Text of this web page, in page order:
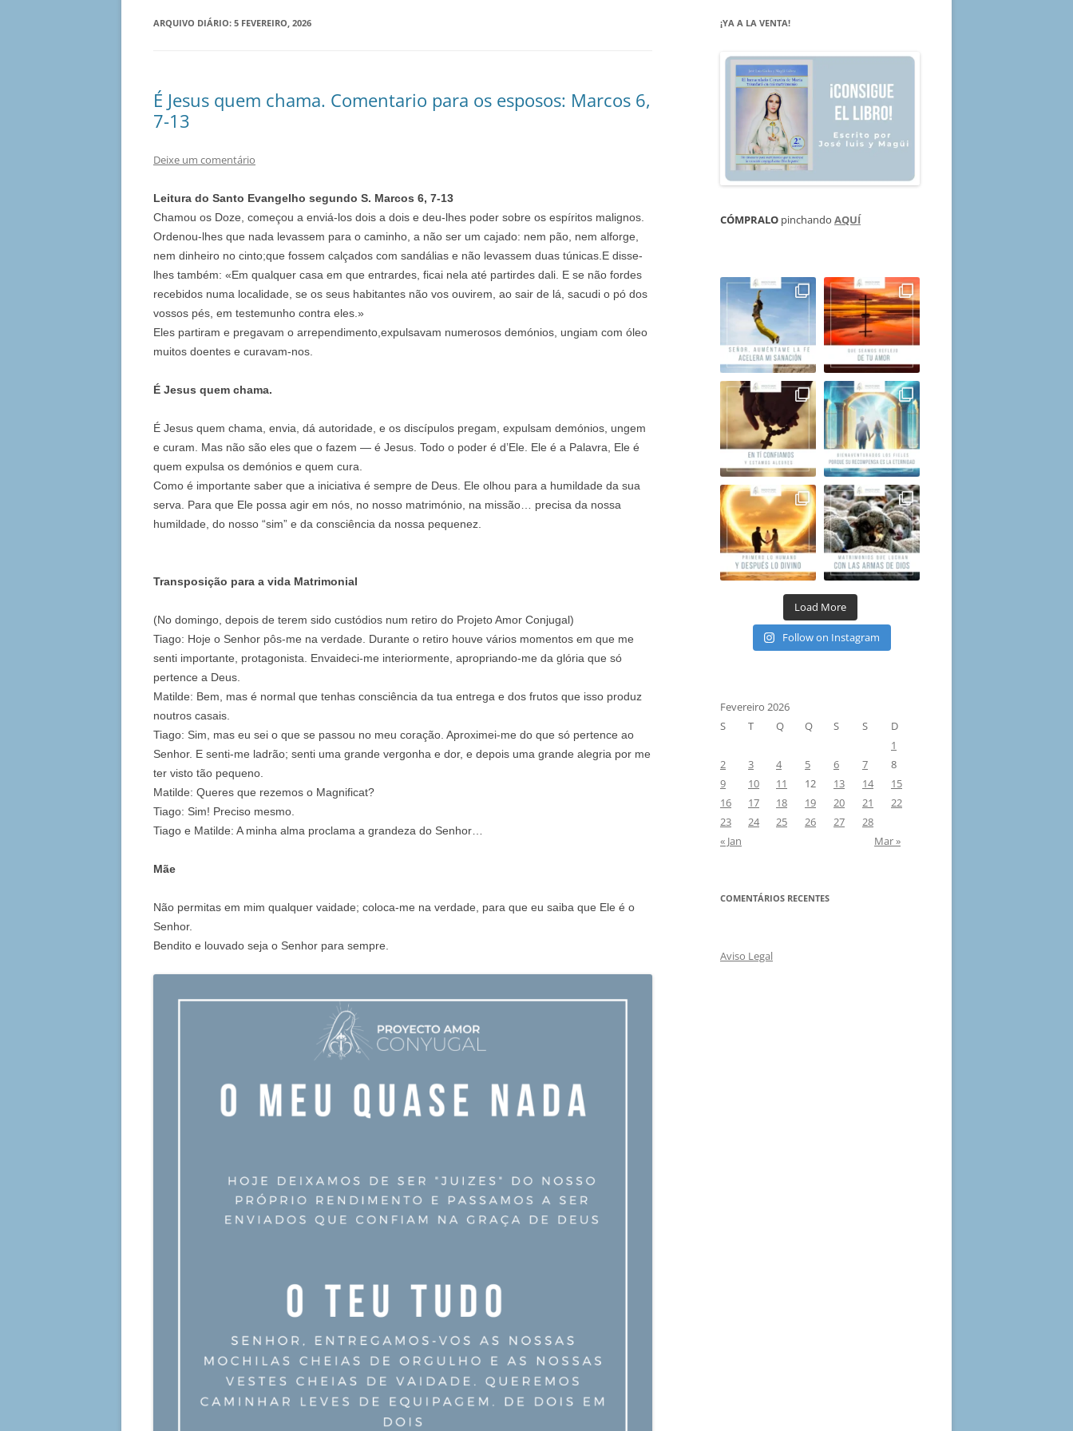
ARQUIVO DIÁRIO: 5 FEVEREIRO, 2026
É Jesus quem chama. Comentario para os esposos: Marcos 6,
7-13
Deixe um comentário
Leitura do Santo Evangelho segundo S. Marcos 6, 7-13
Chamou os Doze, começou a enviá-los dois a dois e deu-lhes poder sobre os espíritos malignos.
Ordenou-lhes que nada levassem para o caminho, a não ser um cajado: nem pão, nem alforge,
nem dinheiro no cinto;que fossem calçados com sandálias e não levassem duas túnicas.E disse-
lhes também: «Em qualquer casa em que entrardes, ficai nela até partirdes dali. E se não fordes
recebidos numa localidade, se os seus habitantes não vos ouvirem, ao sair de lá, sacudi o pó dos
vossos pés, em testemunho contra eles.»
Eles partiram e pregavam o arrependimento,expulsavam numerosos demónios, ungiam com óleo
muitos doentes e curavam-nos.
É Jesus quem chama.
É Jesus quem chama, envia, dá autoridade, e os discípulos pregam, expulsam demónios, ungem
e curam. Mas não são eles que o fazem — é Jesus. Todo o poder é d’Ele. Ele é a Palavra, Ele é
quem expulsa os demónios e quem cura.
Como é importante saber que a iniciativa é sempre de Deus. Ele olhou para a humildade da sua
serva. Para que Ele possa agir em nós, no nosso matrimónio, na missão… precisa da nossa
humildade, do nosso “sim” e da consciência da nossa pequenez.
Transposição para a vida Matrimonial
(No domingo, depois de terem sido custódios num retiro do Projeto Amor Conjugal)
Tiago: Hoje o Senhor pôs-me na verdade. Durante o retiro houve vários momentos em que me
senti importante, protagonista. Envaideci-me interiormente, apropriando‑me da glória que só
pertence a Deus.
Matilde: Bem, mas é normal que tenhas consciência da tua entrega e dos frutos que isso produz
noutros casais.
Tiago: Sim, mas eu sei o que se passou no meu coração. Aproximei-me do que só pertence ao
Senhor. E senti-me ladrão; senti uma grande vergonha e dor, e depois uma grande alegria por me
ter visto tão pequeno.
Matilde: Queres que rezemos o Magnificat?
Tiago: Sim! Preciso mesmo.
Tiago e Matilde: A minha alma proclama a grandeza do Senhor…
Mãe
Não permitas em mim qualquer vaidade; coloca-me na verdade, para que eu saiba que Ele é o
Senhor.
Bendito e louvado seja o Senhor para sempre.
¡YA A LA VENTA!
CÓMPRALO pinchando AQUÍ
Load More
Follow on Instagram
Fevereiro 2026
S
T Q Q S S
D
1
2
3 4 5 6 7
8
9
10 11 12 13 14
15
16
17 18 19 20 21
22
23
24 25 26 27
28
« Jan
Mar »
COMENTÁRIOS RECENTES
Aviso Legal